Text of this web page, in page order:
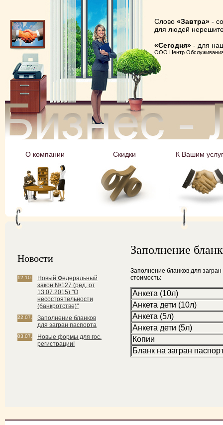
Слово «Завтра» -
для людей
«Сегодня» - для
ООО Центр
О компании Cкидки К Вашим
Новости
12.10.
Новый Федеральный
закон №127 (ред. от
13.07.2015) "О
несостоятельности
(банкротстве)"
22.07.
Заполнение бланков
для загран паспорта
03.07.
Новые формы для гос.
регистрации!
Заполнение
Заполнение бланков для
стоимость:
Анкета (10л)
Анкета дети (10л)
Анкета (5л)
Анкета дети (5л)
Копии
Бланк на загран